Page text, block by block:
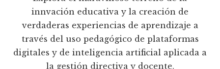
digitales
inteligencia
artificial.
innvación educativa y la creación de
verdaderas experiencias de aprendizaje a
través del uso pedagógico de plataformas
digitales y de inteligencia artificial aplicada a
la gestión directiva y docente.